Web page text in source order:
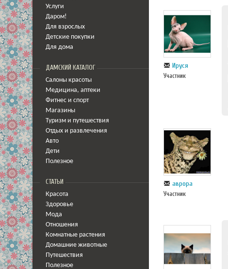
Услуги
Даром!
Для взрослых
Детские покупки
Для дома
ДАМСКИЙ КАТАЛОГ
Салоны красоты
Медицина, аптеки
Фитнес и спорт
Магазины
Туризм и путешествия
Отдых и развлечения
Авто
Дети
Полезное
СТАТЬИ
Красота
Здоровье
Мода
Отношения
Комнатные растения
Домашние животные
Путешествия
Полезное
Ируся
Участник
аврора
Участник